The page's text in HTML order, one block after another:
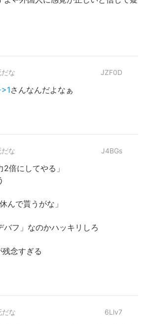
な JZF0D
さんなんだよなぁ
な J4BGs
2倍にしてやる」
んで貰うがな」
バフ」なのかハッキリしろ
念すぎる
だな 6Llv7